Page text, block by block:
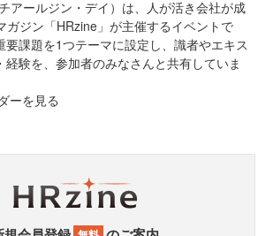
アールジン・デイ）は、人が活き会社が成
ガジン「HRzine」が主催するイベントで
要課題を1つテーマに設定し、識者やエキス
験を、参加者のみなさんと共有していま
ーを見る